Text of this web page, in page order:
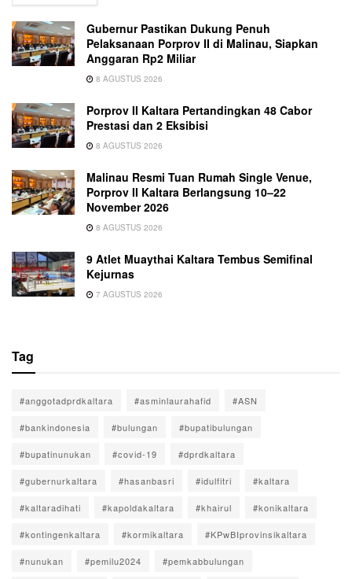
Gubernur Pastikan Dukung Penuh
Pelaksanaan Porprov II di Malinau, Siapkan
Anggaran Rp2 Miliar
8 AGUSTUS 2026
Porprov II Kaltara Pertandingkan 48 Cabor
Prestasi dan 2 Eksibisi
8 AGUSTUS 2026
Malinau Resmi Tuan Rumah Single Venue,
Porprov II Kaltara Berlangsung 10–22
November 2026
8 AGUSTUS 2026
9 Atlet Muaythai Kaltara Tembus Semifinal
Kejurnas
7 AGUSTUS 2026
Tag
#anggotadprdkaltara #asminlaurahafid #ASN
#bankindonesia #bulungan #bupatibulungan
#bupatinunukan #covid-19 #dprdkaltara
#gubernurkaltara #hasanbasri #idulfitri #kaltara
#kaltaradihati #kapoldakaltara #khairul #konikaltara
#kontingenkaltara #kormikaltara #KPwBIprovinsikaltara
#nunukan #pemilu2024 #pemkabbulungan